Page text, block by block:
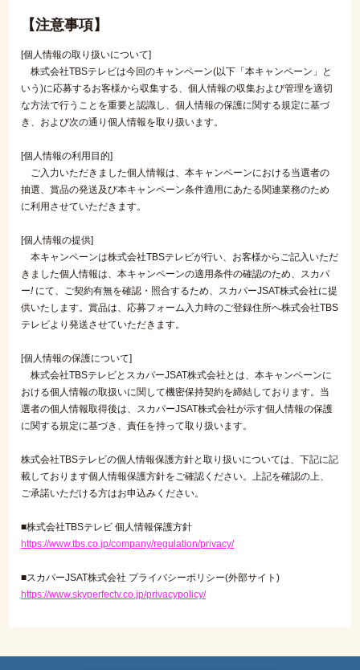
【注意事項】
[個人情報の取り扱いについて]
株式会社TBSテレビは今回のキャンペーン(以下「本キャンペーン」と
いう)に応募するお客様から収集する、個人情報の収集および管理を適切
な方法で行うことを重要と認識し、個人情報の保護に関する規定に基づ
き、および次の通り個人情報を取り扱います。
[個人情報の利用目的]
ご入力いただきました個人情報は、本キャンペーンにおける当選者の
抽選、賞品の発送及び本キャンペーン条件適用にあたる関連業務のため
に利用させていただきます。
[個人情報の提供]
本キャンペーンは株式会社TBSテレビが行い、お客様からご記入いただ
きました個人情報は、本キャンペーンの適用条件の確認のため、スカパ
ー!にて、ご契約有無を確認・照合するため、スカパーJSAT株式会社に提
供いたします。賞品は、応募フォーム入力時のご登録住所へ株式会社TBS
テレビより発送させていただきます。
[個人情報の保護について]
株式会社TBSテレビとスカパーJSAT株式会社とは、本キャンペーンに
おける個人情報の取扱いに関して機密保持契約を締結しております。当
選者の個人情報取得後は、スカパーJSAT株式会社が示す個人情報の保護
に関する規定に基づき、責任を持って取り扱います。
株式会社TBSテレビの個人情報保護方針と取り扱いについては、下記に記
載しております個人情報保護方針をご確認ください。上記を確認の上、
ご承諾いただける方はお申込みください。
■株式会社TBSテレビ 個人情報保護方針
https://www.tbs.co.jp/company/regulation/privacy/
■スカパーJSAT株式会社 プライバシーポリシー(外部サイト)
https://www.skyperfectv.co.jp/privacypolicy/